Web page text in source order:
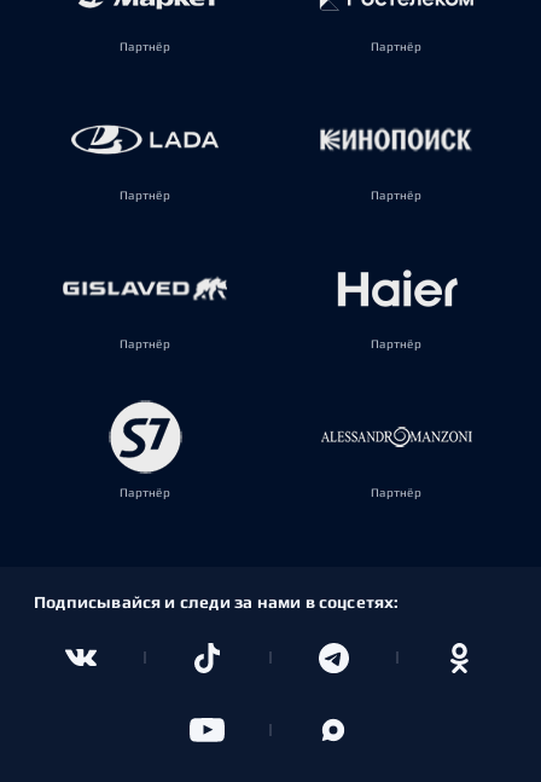
Партнёр Партнёр
Партнёр Партнёр
Партнёр Партнёр
Партнёр Партнёр
Подписывайся и следи за нами в соцсетях: